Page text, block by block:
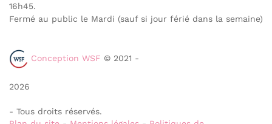
16h45.
Fermé au public le Mardi (sauf si jour férié dans la semaine)
Conception WSF © 2021 -
2026
- Tous droits réservés.